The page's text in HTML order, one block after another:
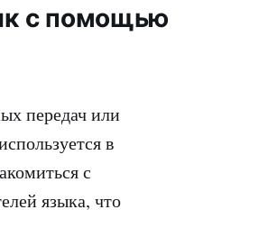
с помощью
передач или
в
с
языка, что